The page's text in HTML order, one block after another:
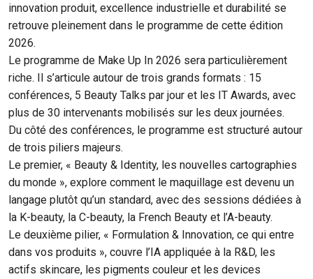
innovation produit, excellence industrielle et durabilité se
retrouve pleinement dans le programme de cette édition
2026.
Le programme de Make Up In 2026 sera particulièrement
riche. Il s’articule autour de trois grands formats : 15
conférences, 5 Beauty Talks par jour et les IT Awards, avec
plus de 30 intervenants mobilisés sur les deux journées.
Du côté des conférences, le programme est structuré autour
de trois piliers majeurs.
Le premier, « Beauty & Identity, les nouvelles cartographies
du monde », explore comment le maquillage est devenu un
langage plutôt qu’un standard, avec des sessions dédiées à
la K-beauty, la C-beauty, la French Beauty et l’A-beauty.
Le deuxième pilier, « Formulation & Innovation, ce qui entre
dans vos produits », couvre l’IA appliquée à la R&D, les
actifs skincare, les pigments couleur et les devices